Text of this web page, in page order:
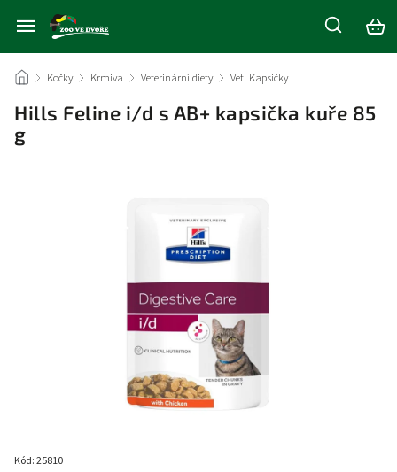
/ Kočky / Krmiva / Veterinární diety / Vet. Kapsičky
Hills Feline i/d s AB+ kapsička kuře 85
g
Kód:25810